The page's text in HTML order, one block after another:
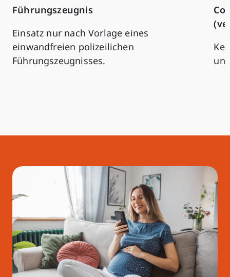
Führungszeugnis
Einsatz nur nach Vorlage eines
einwandfreien polizeilichen
Führungszeugnisses.